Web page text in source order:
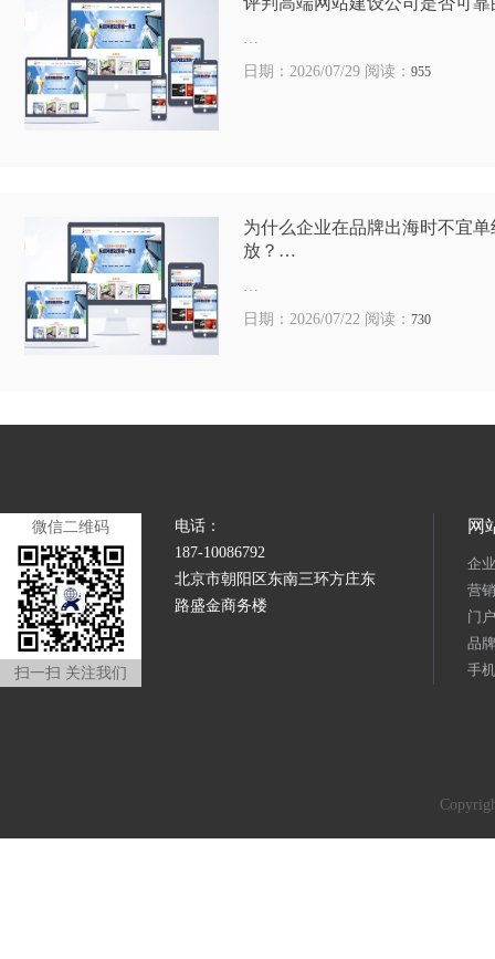
…
日期：2026/07/29 阅读： 955
为什么企业在品牌出海时不宜
放？…
…
日期：2026/07/22 阅读： 730
微信二维码
扫一扫 关注我们
电话：
187-10086792
北京市朝阳区东南三环方庄东
路盛金商务楼
网
企
营
门
品
手